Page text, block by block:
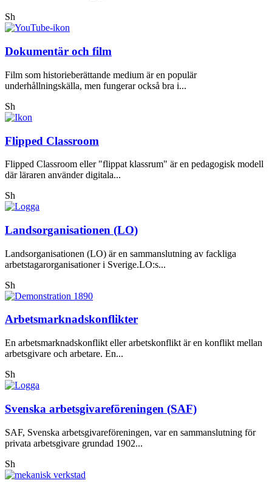
Sh
Dokumentär och film
Film som historieberättande medium är en populär
underhållningskälla, men fungerar också bra i...
Sh
Flipped Classroom
Flipped Classroom eller "flippat klassrum" är en pedagogisk modell
där läraren använder digitala...
Sh
Landsorganisationen (LO)
Landsorganisationen (LO) är en sammanslutning av fackliga
arbetstagarorganisationer i Sverige.LO:s...
Sh
Arbetsmarknadskonflikter
En arbetsmarknadskonflikt eller arbetskonflikt är en konflikt mellan
arbetsgivare och arbetare. En...
Sh
Svenska arbetsgivareföreningen (SAF)
SAF, Svenska arbetsgivareföreningen, var en sammanslutning för
privata arbetsgivare grundad 1902...
Sh